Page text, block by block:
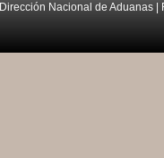
Dirección Nacional de Aduanas